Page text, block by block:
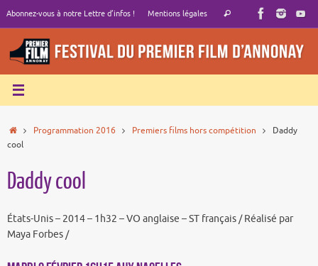
contenu
Abonnez-vous à notre Lettre d’infos ! Mentions légales
Recherche
Rechercher
AccueilProgrammation 2016 Premiers films hors compétition
Daddy
cool
Daddy cool
États-Unis – 2014 – 1h32 – VO anglaise – ST français / Réalisé par
Maya Forbes /